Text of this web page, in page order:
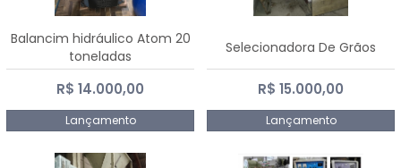
Balancim hidráulico Atom 20
toneladas
R$ 14.000,00
Lançamento
Selecionadora De Grãos
R$ 15.000,00
Lançamento